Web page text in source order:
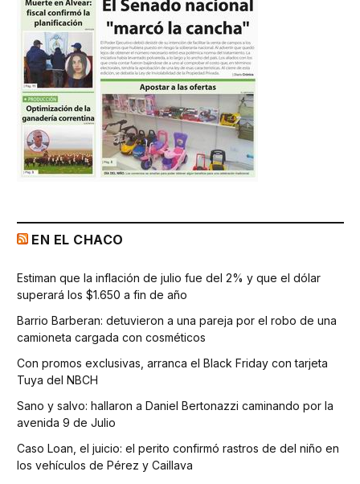
EN EL CHACO
Estiman que la inflación de julio fue del 2% y que el dólar
superará los $1.650 a fin de año
Barrio Barberan: detuvieron a una pareja por el robo de una
camioneta cargada con cosméticos
Con promos exclusivas, arranca el Black Friday con tarjeta
Tuya del NBCH
Sano y salvo: hallaron a Daniel Bertonazzi caminando por la
avenida 9 de Julio
Caso Loan, el juicio: el perito confirmó rastros de del niño en
los vehículos de Pérez y Caillava